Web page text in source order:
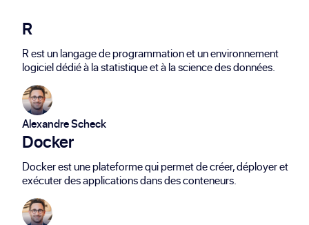
R
R est un langage de programmation et un environnement
logiciel dédié à la statistique et à la science des données.
Alexandre Scheck
Docker
Docker est une plateforme qui permet de créer, déployer et
exécuter des applications dans des conteneurs.